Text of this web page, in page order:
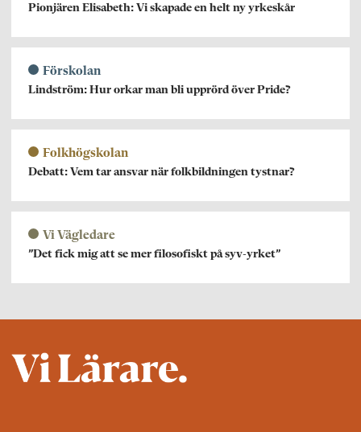
Pionjären Elisabeth: Vi skapade en helt ny yrkeskår
Förskolan
Lindström: Hur orkar man bli upprörd över Pride?
Folkhögskolan
Debatt: Vem tar ansvar när folkbildningen tystnar?
Vi Vägledare
”Det fick mig att se mer filosofiskt på syv-yrket”